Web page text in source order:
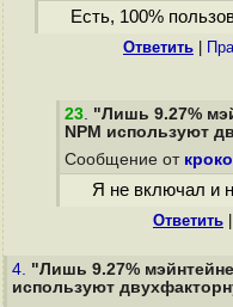
Есть, 100%
Ответить
23. "Лишь 9.27%
NPM используют
Сообщение от
Я не включал и
Ответить
4. "Лишь 9.27%
используют